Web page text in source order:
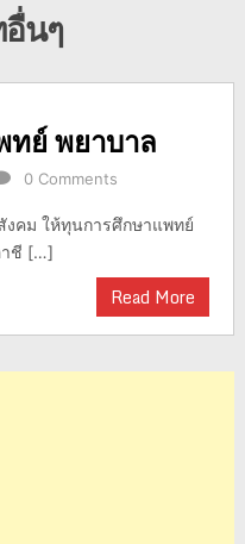
นๆ
ย์ พยาบาล
0 Comments
งคม ให้ทุนการศึกษาแพทย์
าชี […]
Read More